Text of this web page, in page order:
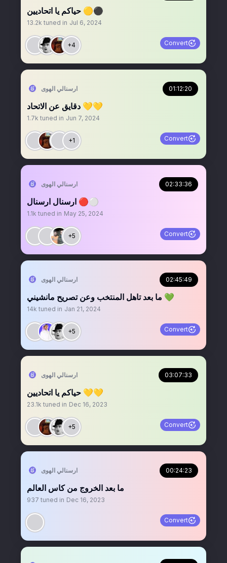
حياكم يا اتحاديين 🟡⚫️
13.2k tuned in Jul 6, 2024
+4 Convert
‏ارسنالي الهوى 01:12:20
دقايق عن الاتحاد 💛💛
1.7k tuned in Jun 7, 2024
+1 Convert
‏ارسنالي الهوى 02:33:36
ارسنال ارسنال 🔴⚪️
1.1k tuned in May 25, 2024
+5 Convert
‏ارسنالي الهوى 02:45:49
ما بعد تاهل المنتخب وعن تصريح مانشيني 💚
14k tuned in Jan 21, 2024
+5 Convert
‏ارسنالي الهوى 03:07:33
حياكم يا اتحاديين 💛💛
23.1k tuned in Dec 16, 2023
+5 Convert
‏ارسنالي الهوى 00:24:23
ما بعد الخروج من كاس العالم
937 tuned in Dec 16, 2023
Convert